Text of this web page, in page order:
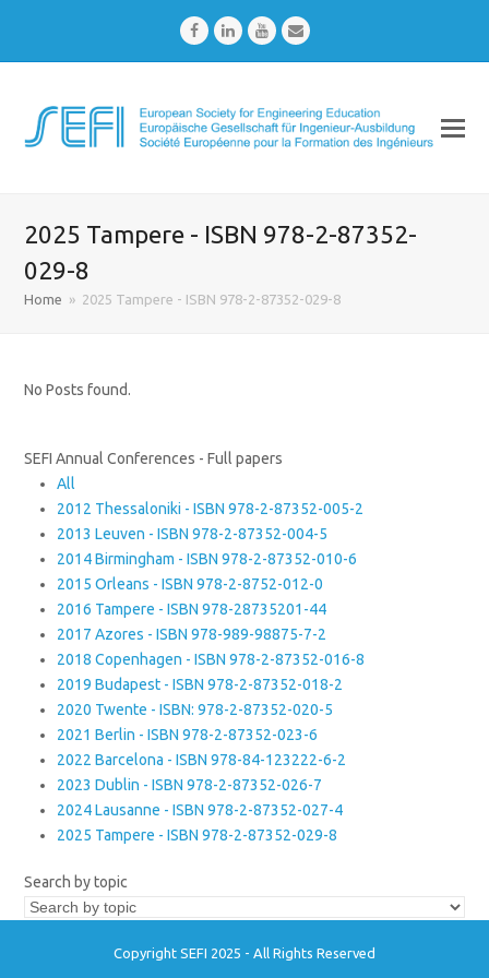
FacebookLinkedInYoutubeEmail
2025 Tampere - ISBN 978-2-87352-
029-8
Home » 2025 Tampere - ISBN 978-2-87352-029-8
No Posts found.
SEFI Annual Conferences - Full papers
All
2012 Thessaloniki - ISBN 978-2-87352-005-2
2013 Leuven - ISBN 978-2-87352-004-5
2014 Birmingham - ISBN 978-2-87352-010-6
2015 Orleans - ISBN 978-2-8752-012-0
2016 Tampere - ISBN 978-28735201-44
2017 Azores - ISBN 978-989-98875-7-2
2018 Copenhagen - ISBN 978-2-87352-016-8
2019 Budapest - ISBN 978-2-87352-018-2
2020 Twente - ISBN: 978-2-87352-020-5
2021 Berlin - ISBN 978-2-87352-023-6
2022 Barcelona - ISBN 978-84-123222-6-2
2023 Dublin - ISBN 978-2-87352-026-7
2024 Lausanne - ISBN 978-2-87352-027-4
2025 Tampere - ISBN 978-2-87352-029-8
Search by topic
Copyright SEFI 2025 - All Rights Reserved